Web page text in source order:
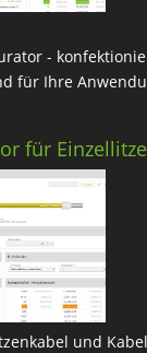
-
für Ihre
für Einzellitze
und